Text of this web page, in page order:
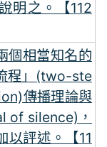
明之。【112
個相當知名的
程」(two-ste
傳播理論與
of silence)，
以評述。【11